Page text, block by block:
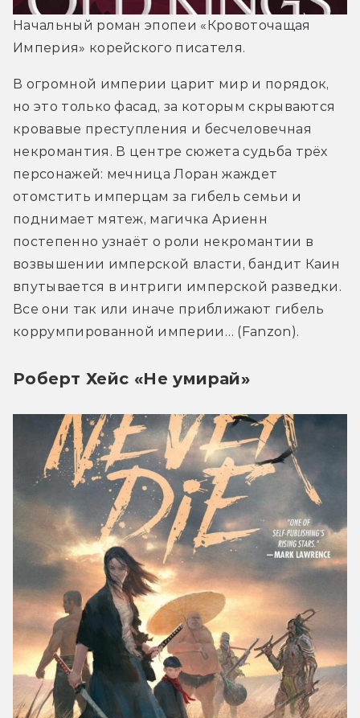
Начальный роман эпопеи «Кровоточащая
Империя» корейского писателя.
В огромной империи царит мир и порядок,
но это только фасад, за которым скрываются
кровавые преступления и бесчеловечная
некромантия. В центре сюжета судьба трёх
персонажей: мечница Лоран жаждет
отомстить имперцам за гибель семьи и
поднимает мятеж, магичка Ариенн
постепенно узнаёт о роли некромантии в
возвышении имперской власти, бандит Каин
впутывается в интриги имперской разведки.
Все они так или иначе приближают гибель
коррумпированной империи… (Fanzon).
Роберт Хейс «Не умирай»